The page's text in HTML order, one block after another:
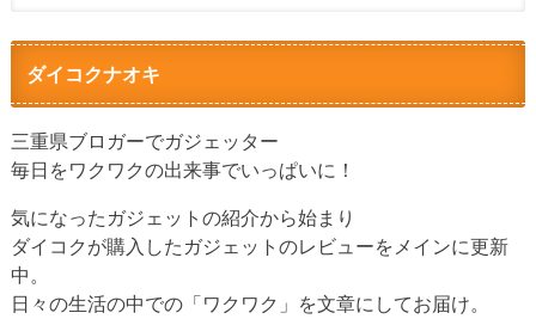
ダイコクナオキ
三重県ブロガーでガジェッター
毎日をワクワクの出来事でいっぱいに！
気になったガジェットの紹介から始まり
ダイコクが購入したガジェットのレビューをメインに更新
中。
日々の生活の中での「ワクワク」を文章にしてお届け。